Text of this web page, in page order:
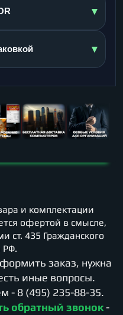
▾
▾
и комплектации
офертой в смысле,
ст. 435 Гражданского
РФ.
заказ, нужна
иные вопросы.
- 8 (495) 235-88-35.
обратный звонок -